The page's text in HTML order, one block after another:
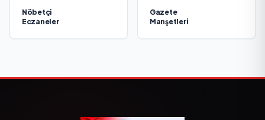
Nöbetçi
Eczaneler
Gazete
Manşetleri